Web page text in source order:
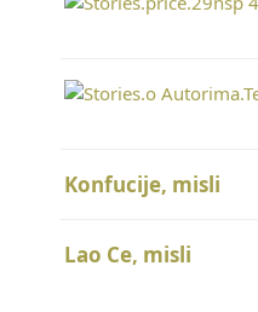
Konfucije, misli
Lao Ce, misli